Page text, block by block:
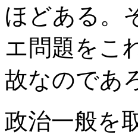
ほどある。
エ問題をこ
故なのであ
政治一般を